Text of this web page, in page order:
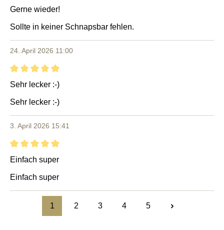
Bewertung mit 5 von 5 Sternen
Gerne wieder!
Sollte in keiner Schnapsbar fehlen.
24. April 2026 11:00
Bewertung mit 5 von 5 Sternen
Sehr lecker :-)
Sehr lecker :-)
3. April 2026 15:41
Bewertung mit 5 von 5 Sternen
Einfach super
Einfach super
1 2 3 4 5